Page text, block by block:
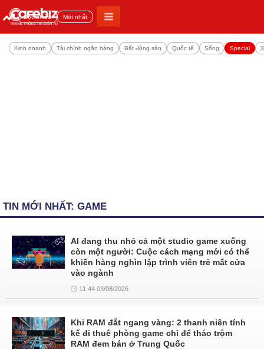
Đọc nhiều Mới nhất
Kinh doanh Tài chính ngân hàng Bất động sản Quốc tế Sống Special
TIN MỚI NHẤT: GAME
AI đang thu nhỏ cả một studio game xuống
còn một người: Cuộc cách mạng mới có thể
khiến hàng nghìn lập trình viên trẻ mất cửa
vào ngành
11:44 03/08/2026
Khi RAM đắt ngang vàng: 2 thanh niên tính
kế đi thuê phòng game chỉ để tháo trộm
RAM đem bán ở Trung Quốc